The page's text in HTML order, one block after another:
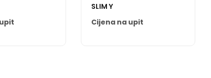
SLIM Y
Cijena na upit